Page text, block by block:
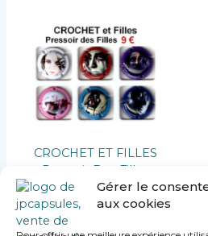
Gérer le
aux cookies
CROCHET ET FILLES
« Pressoir Des Filles »
9,00€
AJOUTER AU
PANIER